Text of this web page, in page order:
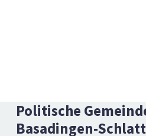
Footer
Politische
Basadingen-
Social Media